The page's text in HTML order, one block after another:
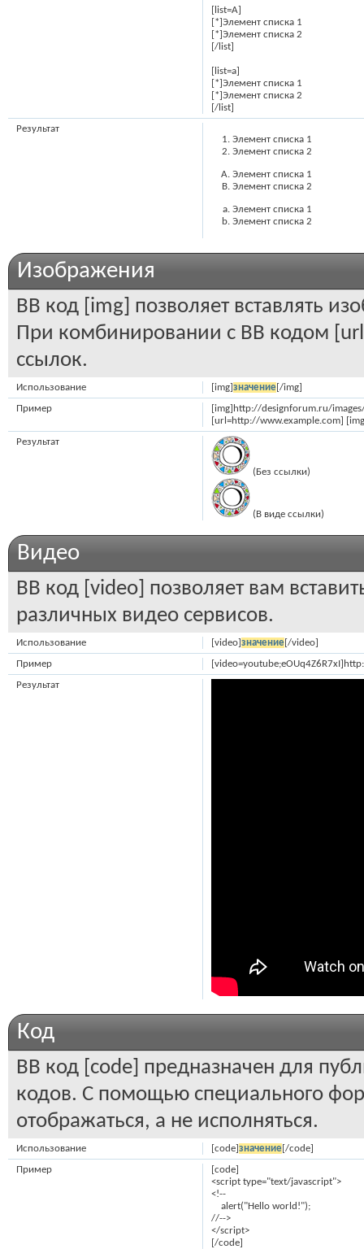
[list=A]
[*]Элемент списка 1
[*]Элемент списка 2
[/list]
[list=a]
[*]Элемент списка 1
[*]Элемент списка 2
[/list]
Элемент списка 1
Элемент списка 2
Элемент списка 1
Элемент списка 2
Элемент списка 1
Элемент списка 2
Результат
Изображения
BB код [img] позволяет вставлять
При комбинировании с BB кодом
ссылок.
[img]значение[/img]
Использование
[img]http://designforum.ru/
[url=http://www.example.com]
Пример
(Без ссылки)
(В виде ссылки)
Результат
Видео
BB код [video] позволяет вам
различных видео сервисов.
[video]значение[/video]
Использование
Пример
Результат
Код
BB код [code] предназначен для
кодов. С помощью специального
отображаться, а не исполняться.
[code]значение[/code]
Использование
[code]
<script type="text/javascript">
<!--
alert("Hello world!");
//-->
</script>
[/code]
Пример